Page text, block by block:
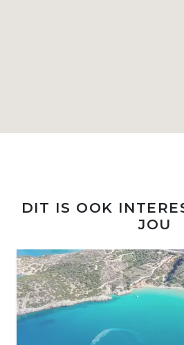
DIT IS OOK
JOU